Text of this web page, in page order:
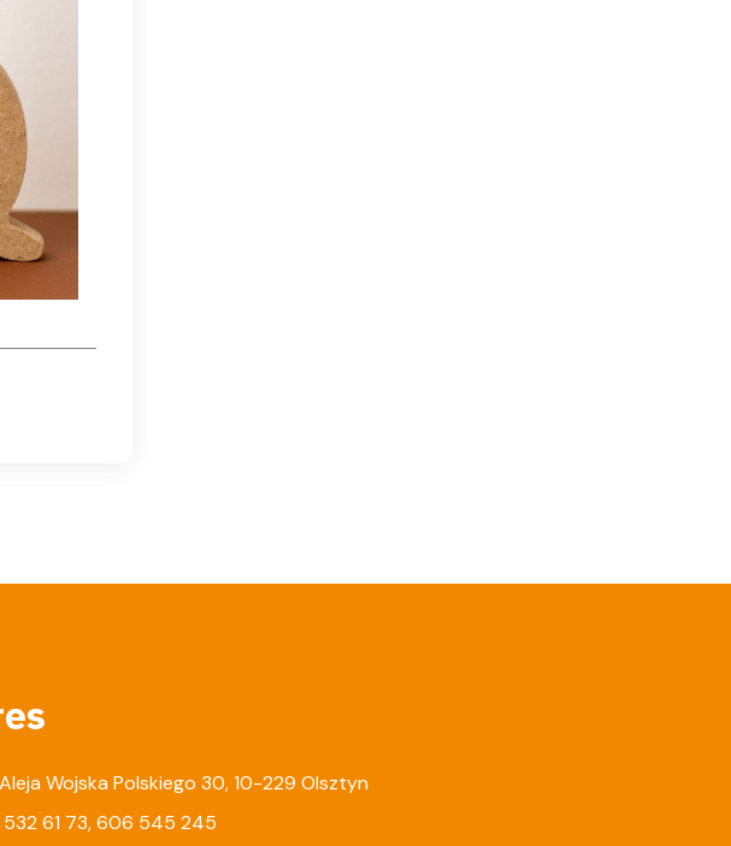
Wojska Polskiego 30, 10-229 Olsztyn
61 73,606 545 245